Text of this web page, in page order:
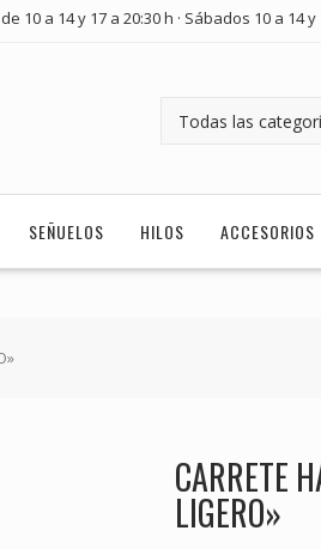
10 a 14 y 17 a 20:30 h · Sábados 10 a 14 y
SEÑUELOS HILOS ACCESORIOS
CARRETE
LIGERO»